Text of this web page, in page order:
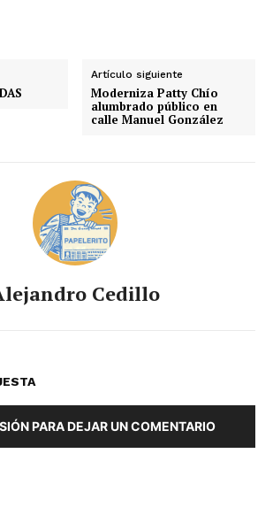
Artículo siguiente
Moderniza Patty Chío
alumbrado público en
calle Manuel González
Cedillo
PARA DEJAR UN COMENTARIO